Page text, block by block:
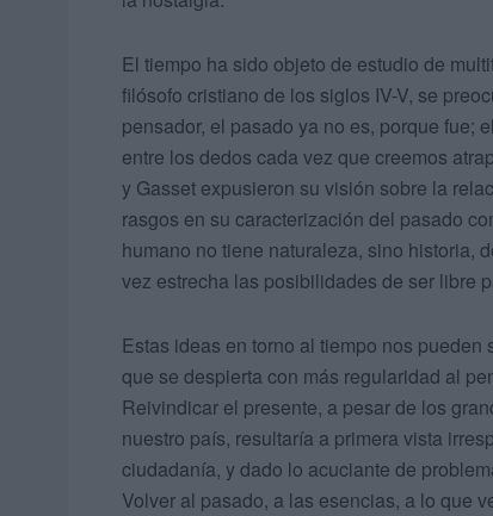
El tiempo ha sido objeto de estudio de
filósofo cristiano de los siglos IV-V, se
pensador, el pasado ya no es, porque fue;
entre los dedos cada vez que creemos
y Gasset expusieron su visión sobre la
rasgos en su caracterización del pasado
humano no tiene naturaleza, sino historia,
vez estrecha las posibilidades de ser libre
Estas ideas en torno al tiempo nos
que se despierta con más regularidad al
Reivindicar el presente, a pesar de los
nuestro país, resultaría a primera vista
ciudadanía, y dado lo acuciante de
Volver al pasado, a las esencias, a lo que